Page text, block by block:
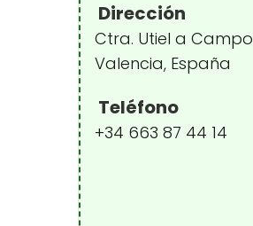
Dirección
Ctra. Utiel a
Valencia, España
Teléfono
+34 663 87 44 14